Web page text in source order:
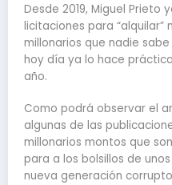
Desde 2019, Miguel Prieto
licitaciones para
millonarios que nadie
hoy día ya lo hace
año.
Como podrá observar el
algunas de las
millonarios montos que
para a los bolsillos de
nueva generación